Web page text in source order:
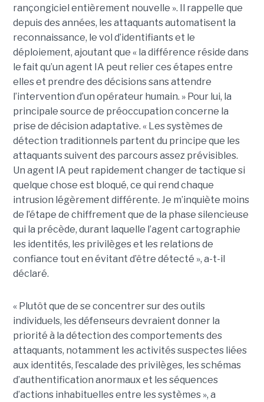
rançongiciel entièrement nouvelle ». Il rappelle que
depuis des années, les attaquants automatisent la
reconnaissance, le vol d’identifiants et le
déploiement, ajoutant que « la différence réside dans
le fait qu’un agent IA peut relier ces étapes entre
elles et prendre des décisions sans attendre
l’intervention d’un opérateur humain. » Pour lui, la
principale source de préoccupation concerne la
prise de décision adaptative. « Les systèmes de
détection traditionnels partent du principe que les
attaquants suivent des parcours assez prévisibles.
Un agent IA peut rapidement changer de tactique si
quelque chose est bloqué, ce qui rend chaque
intrusion légèrement différente. Je m’inquiète moins
de l’étape de chiffrement que de la phase silencieuse
qui la précède, durant laquelle l’agent cartographie
les identités, les privilèges et les relations de
confiance tout en évitant d’être détecté », a-t-il
déclaré.
« Plutôt que de se concentrer sur des outils
individuels, les défenseurs devraient donner la
priorité à la détection des comportements des
attaquants, notamment les activités suspectes liées
aux identités, l’escalade des privilèges, les schémas
d’authentification anormaux et les séquences
d’actions inhabituelles entre les systèmes », a